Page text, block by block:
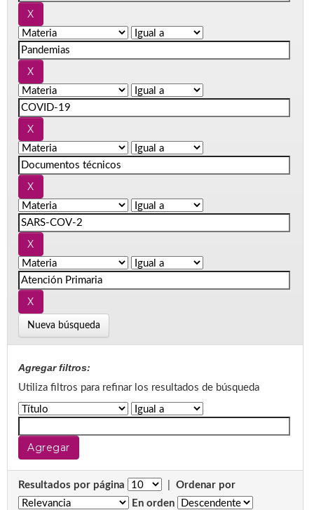
Nueva búsqueda
Agregar filtros:
Utiliza filtros para refinar los resultados de búsqueda
Resultados por página
Ordenar por
En orden